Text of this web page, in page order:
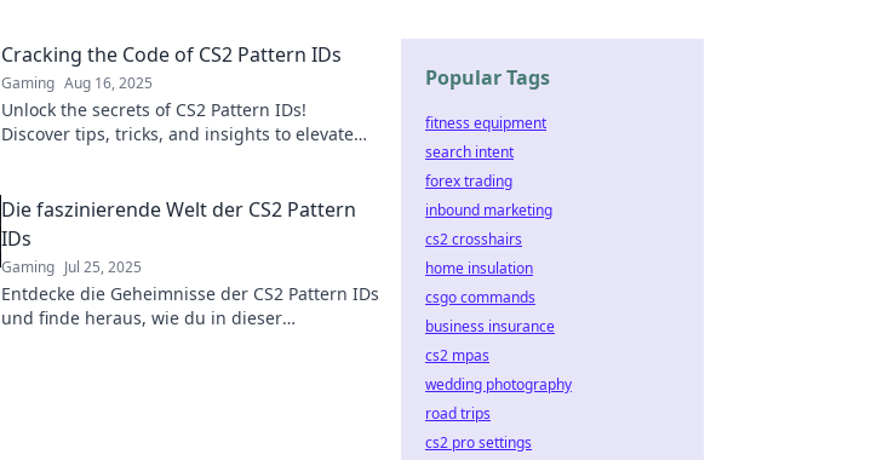
Cracking the Code of CS2 Pattern IDs
Gaming Aug 16, 2025
Unlock the secrets of CS2 Pattern IDs!
Discover tips, tricks, and insights to elevate
Die faszinierende Welt der CS2 Pattern
IDs
Gaming Jul 25, 2025
Entdecke die Geheimnisse der CS2 Pattern IDs
und finde heraus, wie du in dieser
Popular Tags
fitness equipment
search intent
forex trading
inbound marketing
cs2 crosshairs
home insulation
csgo commands
business insurance
cs2 mpas
wedding photography
road trips
cs2 pro settings